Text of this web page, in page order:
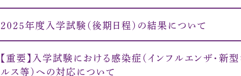
２０２５年度入学試験（後期日程）の結果について
【重要】入学試験における感染症（インフルエンザ・新型
ルス等）への対応について